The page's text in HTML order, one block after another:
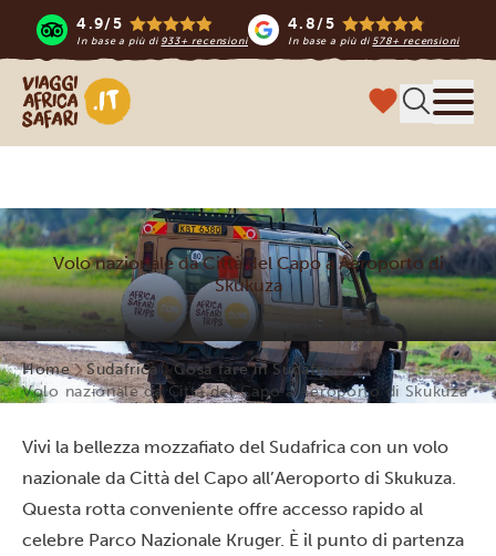
4.9/5
In base a più di 933+ recensioni
4.8/5
In base a più di578+ recensioni
Viaggi Africa Safari
Volo nazionale da Città del Capo a Aeroporto di
Skukuza
Home Sudafrica
Cosa fare in Sudafrica
Volo nazionale da Città del Capo a Aeroporto di Skukuza
Vivi la bellezza mozzafiato del Sudafrica con un volo
nazionale da Città del Capo all’Aeroporto di Skukuza.
Questa rotta conveniente offre accesso rapido al
celebre Parco Nazionale Kruger. È il punto di partenza